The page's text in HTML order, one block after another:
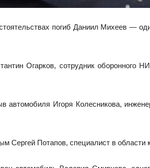
погиб Даниил Михеев —
Огарков, сотрудник оборонного
автомобиля Игоря Колесникова,
Потапов, специалист в области